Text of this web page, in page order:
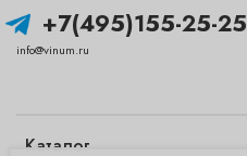
Каталог
+7(495)155-25-25
info@vinum.ru